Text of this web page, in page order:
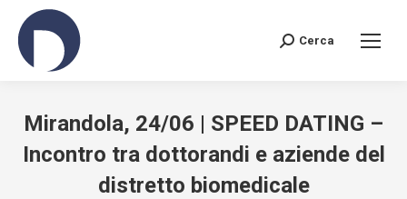
Search:
Cerca
Mirandola, 24/06 | SPEED DATING –
Incontro tra dottorandi e aziende del
distretto biomedicale